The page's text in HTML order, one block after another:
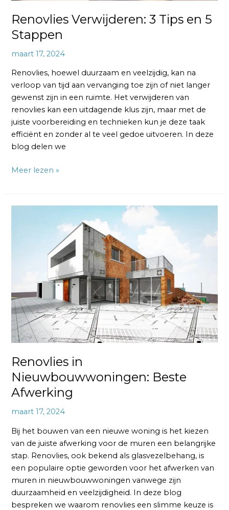
Renovlies Verwijderen: 3 Tips en 5
Stappen
maart 17, 2024
Renovlies, hoewel duurzaam en veelzijdig, kan na
verloop van tijd aan vervanging toe zijn of niet langer
gewenst zijn in een ruimte. Het verwijderen van
renovlies kan een uitdagende klus zijn, maar met de
juiste voorbereiding en technieken kun je deze taak
efficiënt en zonder al te veel gedoe uitvoeren. In deze
blog delen we
Meer lezen »
Renovlies in
Nieuwbouwwoningen: Beste
Afwerking
maart 17, 2024
Bij het bouwen van een nieuwe woning is het kiezen
van de juiste afwerking voor de muren een belangrijke
stap. Renovlies, ook bekend als glasvezelbehang, is
een populaire optie geworden voor het afwerken van
muren in nieuwbouwwoningen vanwege zijn
duurzaamheid en veelzijdigheid. In deze blog
bespreken we waarom renovlies een slimme keuze is
Nieuwbouwwoningen: